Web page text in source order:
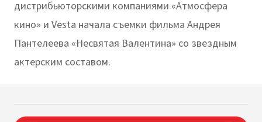
дистрибьюторскими компаниями «Атмосфера
кино» и Vesta начала съемки фильма Андрея
Пантелеева «Несвятая Валентина» со звездным
актерским составом.